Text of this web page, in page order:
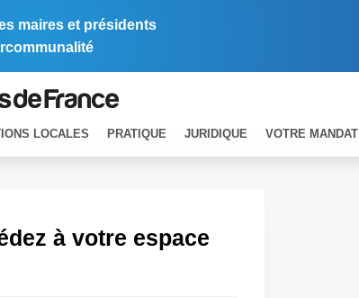
maires et présidents
LOCALES PRATIQUE JURIDIQUE VOTRE MANDAT
à votre espace